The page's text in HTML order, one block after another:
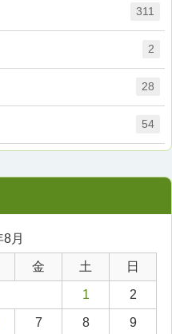
54
311
2
28
月
金 土 日
1 2
7 8 9